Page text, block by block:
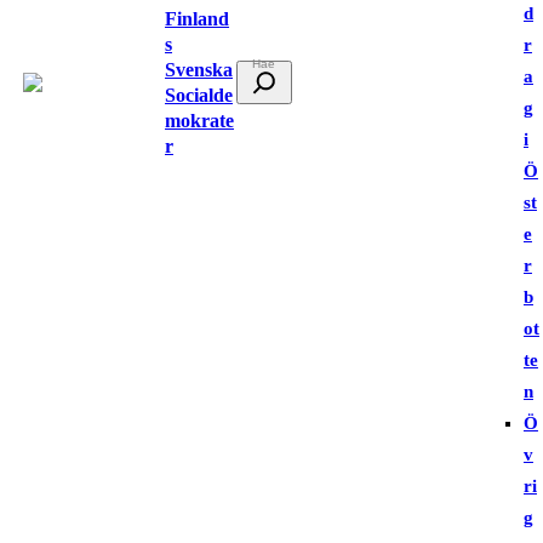
Finland
s
Svenska
Socialde
mokrate
r
ö
d
r
a
g
i
Ö
st
e
r
b
ot
te
n
Ö
v
ri
g